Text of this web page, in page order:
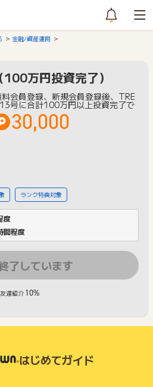
金融/資産運用
万円投資完了）
会員登録、新規会員登録後、TRE
号に合計100万円以上投資完了で
30,000
ランク特典対象
度
間程度
了しています
友達紹介 10%
はじめてガイド